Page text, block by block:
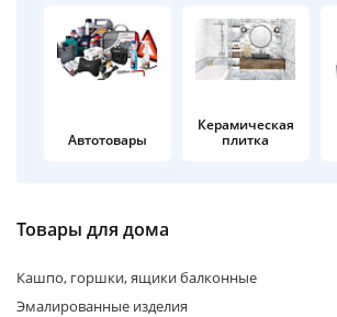
Автотовары
Керамическая
плитка
Товары для дома
Кашпо, горшки, ящики балконные
Эмалированные изделия
недели